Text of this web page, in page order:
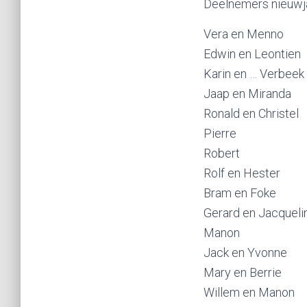
Deelnemers
Vera en Menno
Edwin en Leontien
Karin en … Verbeek
Jaap en Miranda
Ronald en Christel
Pierre
Robert
Rolf en Hester
Bram en Foke
Gerard en
Manon
Jack en Yvonne
Mary en Berrie
Willem en Manon